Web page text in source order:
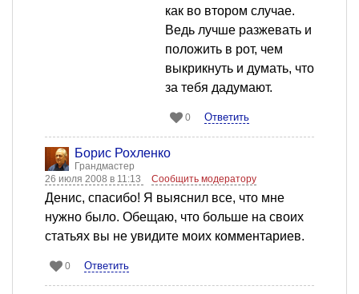
как во втором случае.
Ведь лучше разжевать и
положить в рот, чем
выкрикнуть и думать, что
за тебя дадумают.
0 Ответить
Борис Рохленко
Грандмастер
26 июля 2008 в 11:13
Сообщить модератору
Денис, спасибо! Я выяснил все, что мне
нужно было. Обещаю, что больше на своих
статьях вы не увидите моих комментариев.
0 Ответить